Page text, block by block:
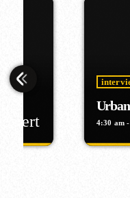
Urban Pulse
4:30 am - 10:00 am